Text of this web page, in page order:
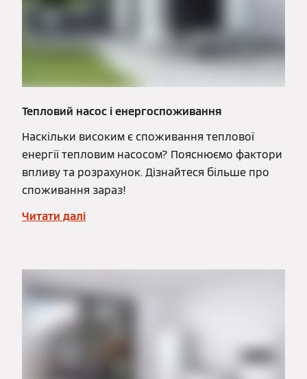
Тепловий насос і енергоспоживання
Наскільки високим є споживання теплової
енергії тепловим насосом? Пояснюємо фактори
впливу та розрахунок. Дізнайтеся більше про
споживання зараз!
Читати далі